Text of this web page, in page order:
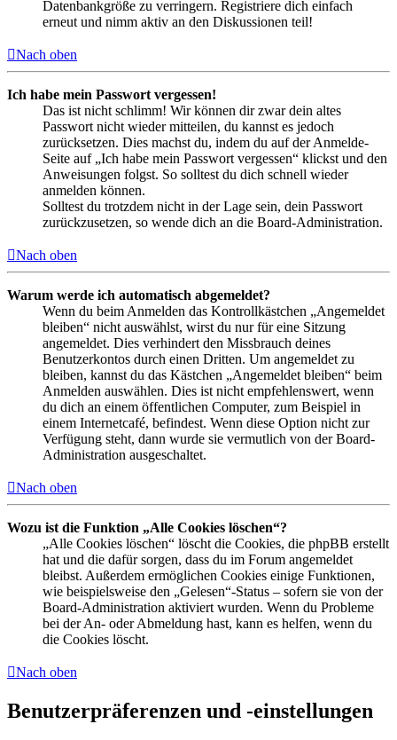
Datenbankgröße zu verringern. Registriere dich einfach
erneut und nimm aktiv an den Diskussionen teil!
Nach oben
Ich habe mein Passwort vergessen!
Das ist nicht schlimm! Wir können dir zwar dein altes
Passwort nicht wieder mitteilen, du kannst es jedoch
zurücksetzen. Dies machst du, indem du auf der Anmelde-
Seite auf „Ich habe mein Passwort vergessen“ klickst und den
Anweisungen folgst. So solltest du dich schnell wieder
anmelden können.
Solltest du trotzdem nicht in der Lage sein, dein Passwort
zurückzusetzen, so wende dich an die Board-Administration.
Nach oben
Warum werde ich automatisch abgemeldet?
Wenn du beim Anmelden das Kontrollkästchen „Angemeldet
bleiben“ nicht auswählst, wirst du nur für eine Sitzung
angemeldet. Dies verhindert den Missbrauch deines
Benutzerkontos durch einen Dritten. Um angemeldet zu
bleiben, kannst du das Kästchen „Angemeldet bleiben“ beim
Anmelden auswählen. Dies ist nicht empfehlenswert, wenn
du dich an einem öffentlichen Computer, zum Beispiel in
einem Internetcafé, befindest. Wenn diese Option nicht zur
Verfügung steht, dann wurde sie vermutlich von der Board-
Administration ausgeschaltet.
Nach oben
Wozu ist die Funktion „Alle Cookies löschen“?
„Alle Cookies löschen“ löscht die Cookies, die phpBB erstellt
hat und die dafür sorgen, dass du im Forum angemeldet
bleibst. Außerdem ermöglichen Cookies einige Funktionen,
wie beispielsweise den „Gelesen“-Status – sofern sie von der
Board-Administration aktiviert wurden. Wenn du Probleme
bei der An- oder Abmeldung hast, kann es helfen, wenn du
die Cookies löscht.
Nach oben
Benutzerpräferenzen und -einstellungen